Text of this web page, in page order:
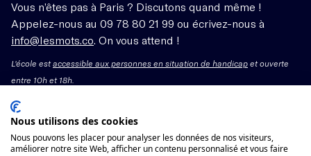
Vous n’êtes pas à Paris ? Discutons quand même !
Appelez-nous au 09 78 80 21 99 ou écrivez-nous à
info@lesmots.co . On vous attend !
L'école estaccessible aux personnes en situation de handicap et ouverte
entre 10h et 18h.
Mentions légales – CGV
Organisme de formation enregistré sous le numéro
Nous utilisons des cookies
Nous pouvons les placer pour analyser les données de nos visiteurs,
améliorer notre site Web, afficher un contenu personnalisé et vous faire